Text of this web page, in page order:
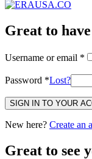
Great to
Username or email *
Password *Lost?
SIGN IN TO YOUR
New here? Create an
Great to see